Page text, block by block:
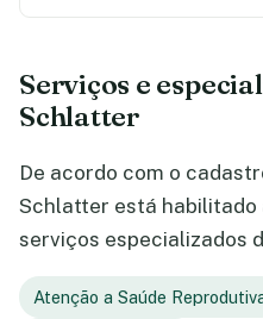
Serviços e
Schlatter
De acordo com o
Schlatter está habilitado
serviços especializados
Atenção a Saúde